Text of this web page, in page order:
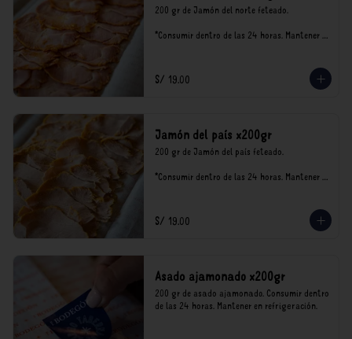
200 gr de Jamón del norte feteado.
*Consumir dentro de las 24 horas. Mantener
incluyen impuestos de ley y recargo al
consumo.
S/ 19.00
Jamón del país x200gr
200 gr de Jamón del país feteado.
*Consumir dentro de las 24 horas. Mantener
incluyen impuestos de ley y recargo al
consumo.
S/ 19.00
Asado ajamonado x200gr
200 gr de asado ajamonado. Consumir dentro
de las 24 horas. Mantener en refrigeración.